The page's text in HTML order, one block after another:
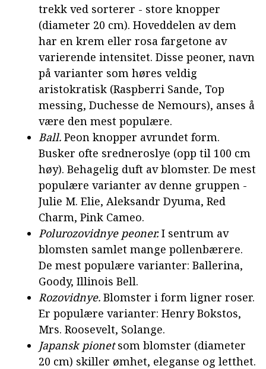
trekk ved sorterer - store knopper
(diameter 20 cm). Hoveddelen av dem
har en krem eller rosa fargetone av
varierende intensitet. Disse peoner, navn
på varianter som høres veldig
aristokratisk (Raspberri Sande, Top
messing, Duchesse de Nemours), anses å
være den mest populære.
Ball. Peon knopper avrundet form.
Busker ofte sredneroslye (opp til 100 cm
høy). Behagelig duft av blomster. De mest
populære varianter av denne gruppen -
Julie M. Elie, Aleksandr Dyuma, Red
Charm, Pink Cameo.
Polurozovidnye peoner.I sentrum av
blomsten samlet mange pollenbærere.
De mest populære varianter: Ballerina,
Goody, Illinois Bell.
Rozovidnye. Blomster i form ligner roser.
Er populære varianter: Henry Bokstos,
Mrs. Roosevelt, Solange.
Japansk pionetsom blomster (diameter
20 cm) skiller ømhet, eleganse og letthet.